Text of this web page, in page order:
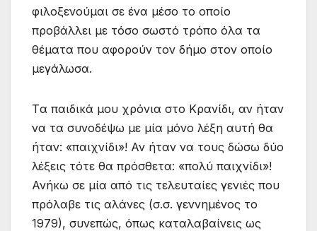
φιλοξενούμαι σε ένα μέσο το οποίο
προβάλλει με τόσο σωστό τρόπο όλα τα
θέματα που αφορούν τον δήμο στον οποίο
μεγάλωσα.
Tα παιδικά μου χρόνια στο Κρανίδι, αν ήταν
να τα συνοδέψω με μία μόνο λέξη αυτή θα
ήταν: «παιχνίδι»! Αν ήταν να τους δώσω δύο
λέξεις τότε θα πρόσθετα: «πολύ παιχνίδι»!
Ανήκω σε μία από τις τελευταίες γενιές που
πρόλαβε τις αλάνες (σ.σ. γεννημένος το
1979), συνεπώς, όπως καταλαβαίνεις ως